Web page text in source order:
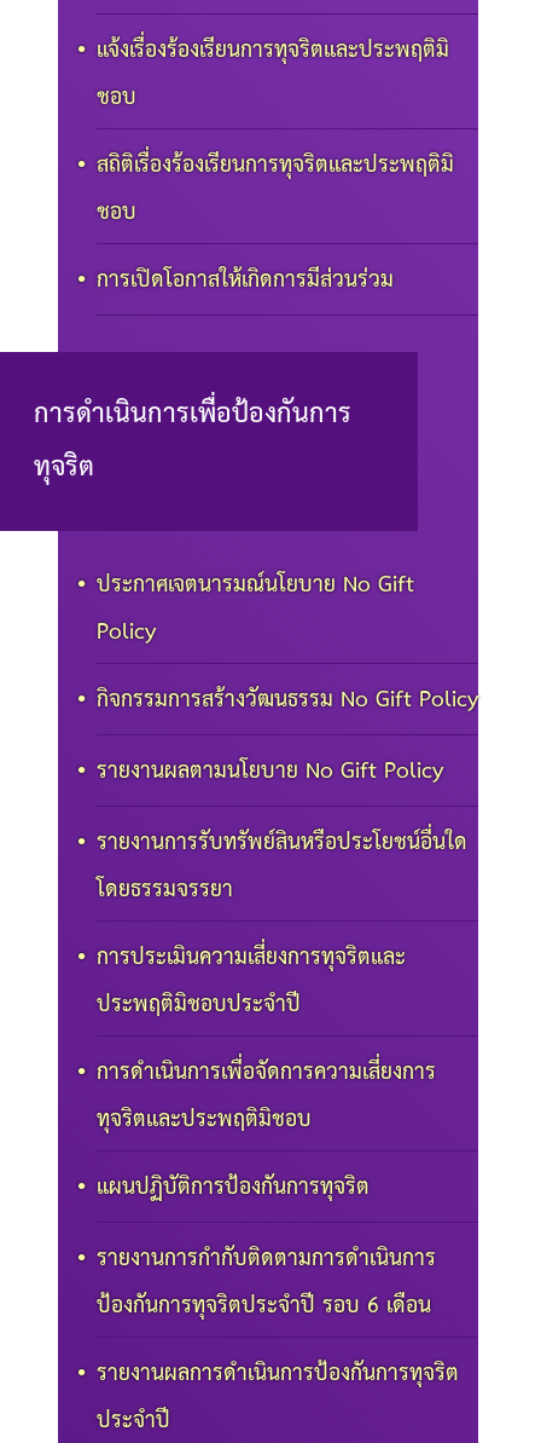
แจ้งเรื่องร้องเรียนการทุจริตและประพฤติมิ
ชอบ
สถิติเรื่องร้องเรียนการทุจริตและประพฤติมิ
ชอบ
การเปิดโอกาสให้เกิดการมีส่วนร่วม
การดำเนินการเพื่อป้องกันการ
ทุจริต
ประกาศเจตนารมณ์นโยบาย No Gift
Policy
กิจกรรมการสร้างวัฒนธรรม No Gift Policy
รายงานผลตามนโยบาย No Gift Policy
รายงานการรับทรัพย์สินหรือประโยชน์อื่นใด
โดยธรรมจรรยา
การประเมินความเสี่ยงการทุจริตและ
ประพฤติมิชอบประจำปี
การดำเนินการเพื่อจัดการความเสี่ยงการ
ทุจริตและประพฤติมิชอบ
แผนปฏิบัติการป้องกันการทุจริต
รายงานการกำกับติดตามการดำเนินการ
ป้องกันการทุจริตประจำปี รอบ 6 เดือน
รายงานผลการดำเนินการป้องกันการทุจริต
ประจำปี